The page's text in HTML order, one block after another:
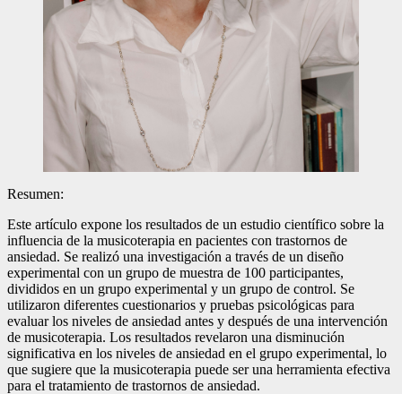
Resumen:
Este artículo expone los resultados de un estudio científico sobre la
influencia de la musicoterapia en pacientes con trastornos de
ansiedad. Se realizó una investigación a través de un diseño
experimental con un grupo de muestra de 100 participantes,
divididos en un grupo experimental y un grupo de control. Se
utilizaron diferentes cuestionarios y pruebas psicológicas para
evaluar los niveles de ansiedad antes y después de una intervención
de musicoterapia. Los resultados revelaron una disminución
significativa en los niveles de ansiedad en el grupo experimental, lo
que sugiere que la musicoterapia puede ser una herramienta efectiva
para el tratamiento de trastornos de ansiedad.